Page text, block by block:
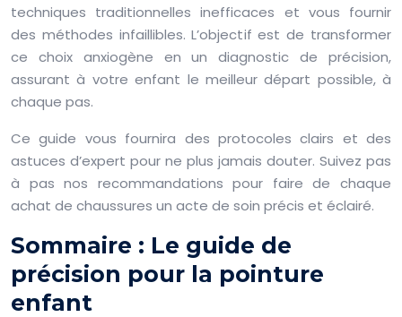
techniques traditionnelles inefficaces et vous fournir
des méthodes infaillibles. L’objectif est de transformer
ce choix anxiogène en un diagnostic de précision,
assurant à votre enfant le meilleur départ possible, à
chaque pas.
Ce guide vous fournira des protocoles clairs et des
astuces d’expert pour ne plus jamais douter. Suivez pas
à pas nos recommandations pour faire de chaque
achat de chaussures un acte de soin précis et éclairé.
Sommaire : Le guide de
précision pour la pointure
enfant